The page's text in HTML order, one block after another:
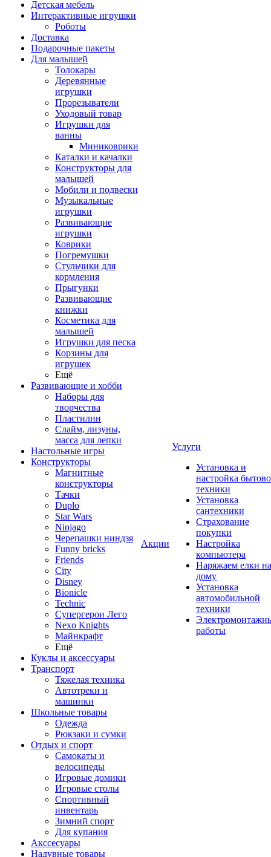
Детская мебель
Интерактивные игрушки
Роботы
Доставка
Подарочные пакеты
Для малышей
Толокары
Деревянные
игрушки
Прорезыватели
Уходовый товар
Игрушки для
ванны
Миниковрики
Каталки и качалки
Конструкторы для
малышей
Мобили и подвески
Музыкальные
игрушки
Развивающие
игрушки
Коврики
Погремушки
Стульчики для
кормления
Прыгунки
Развивающие
книжки
Косметика для
малышей
Игрушки для песка
Корзины для
игрушек
Ещё
Развивающие и хобби
Наборы для
творчества
Пластилин
Слайм, лизуны,
масса для лепки
Настольные игры
Конструкторы
Магнитные
конструкторы
Тачки
Duplo
Star Wars
Ninjago
Черепашки ниндзя
Funny bricks
Friends
City
Disney
Bionicle
Technic
Супергерои Лего
Nexo Knights
Майнкрафт
Ещё
Куклы и аксессуары
Транспорт
Тяжелая техника
Автотреки и
машинки
Школьные товары
Одежда
Рюкзаки и сумки
Отдых и спорт
Самокаты и
велосипеды
Игровые домики
Игровые столы
Спортивный
инвентарь
Зимний спорт
Для купания
Акссесуары
Надувные товары
Акции
Услуги
Установка и
настройка
техники
Установка
сантехники
Страхование
покупки
Настройка
компьютера
Наряжаем елки на
дому
Установка
автомобильной
техники
работы